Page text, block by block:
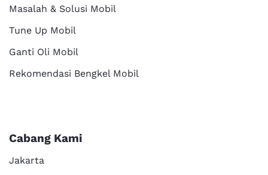
Masalah & Solusi Mobil
Tune Up Mobil
Ganti Oli Mobil
Rekomendasi Bengkel Mobil
Cabang Kami
Jakarta